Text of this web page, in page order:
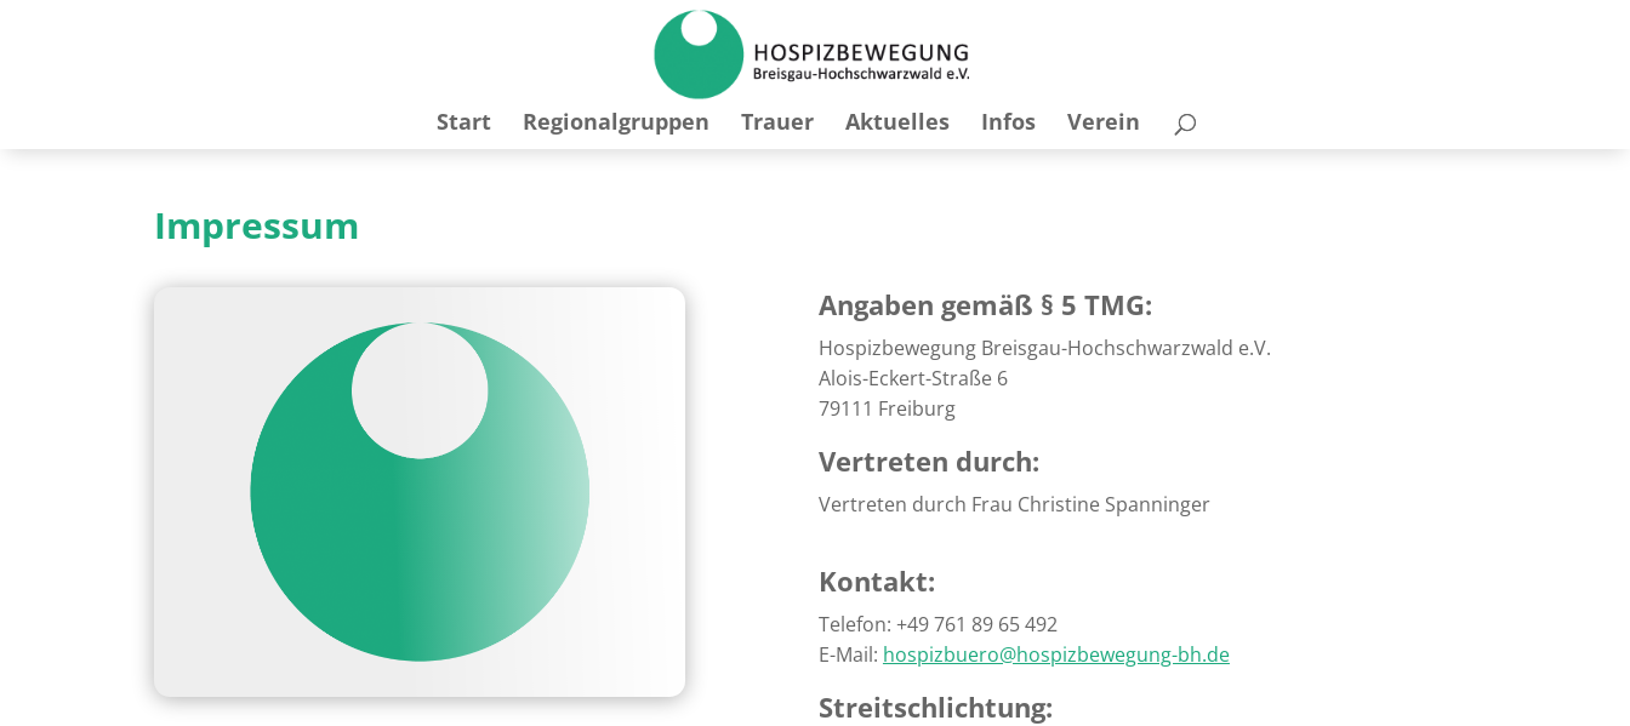
Start Regionalgruppen Trauer Aktuelles Infos Verein
Impressum
Angaben gemäß § 5 TMG:
Hospizbewegung Breisgau-Hochschwarzwald e.V.
Alois-Eckert-Straße 6
79111 Freiburg
Vertreten durch:
Vertreten durch Frau Christine Spanninger
Kontakt:
Telefon: +49 761 89 65 492
E-Mail: hospizbuero@hospizbewegung-bh.de
Streitschlichtung: